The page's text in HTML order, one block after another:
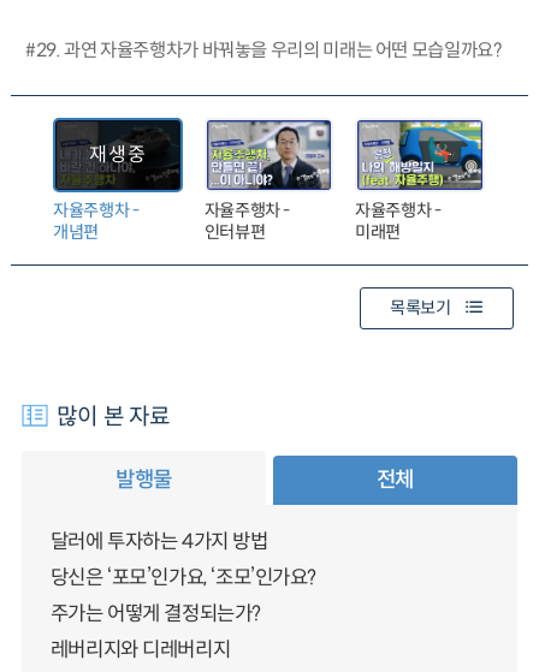
#29. 과연 자율주행차가 바꿔놓을 우리의 미래는 어떤 모습일까요?
자율주행차 -
개념편
자율주행차 -
인터뷰편
자율주행차 -
미래편
목록보기
많이 본 자료
발행물 전체
달러에 투자하는 4가지 방법
당신은 ‘포모’인가요, ‘조모’인가요?
주가는 어떻게 결정되는가?
레버리지와 디레버리지